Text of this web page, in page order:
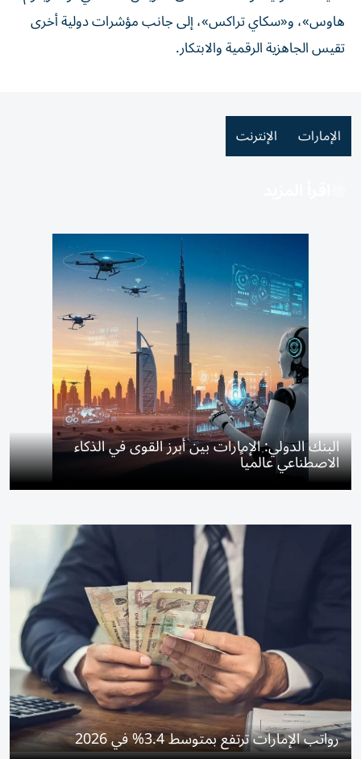
هاوس»، و«سكاي تراكس»، إلى جانب مؤشرات دولية أخرى
تقيس الجاهزية الرقمية والابتكار.
الإمارات الإنترنت
البنك الدولي: الإمارات بين أبرز القوى في الذكاء
الاصطناعي عالمياً
رواتب الإمارات ترتفع بمتوسط 3.4% في 2026